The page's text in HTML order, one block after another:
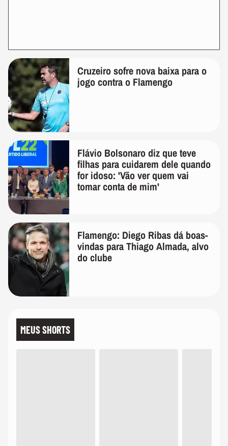
Cruzeiro sofre nova baixa para o
jogo contra o Flamengo
Flávio Bolsonaro diz que teve
filhas para cuidarem dele quando
for idoso: 'Vão ver quem vai
tomar conta de mim'
Flamengo: Diego Ribas dá boas-
vindas para Thiago Almada, alvo
do clube
MEUS SHORTS